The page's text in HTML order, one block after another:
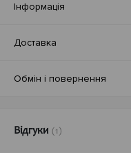
Iнформація
Доставка
Обмін і повернення
Відгуки (1)